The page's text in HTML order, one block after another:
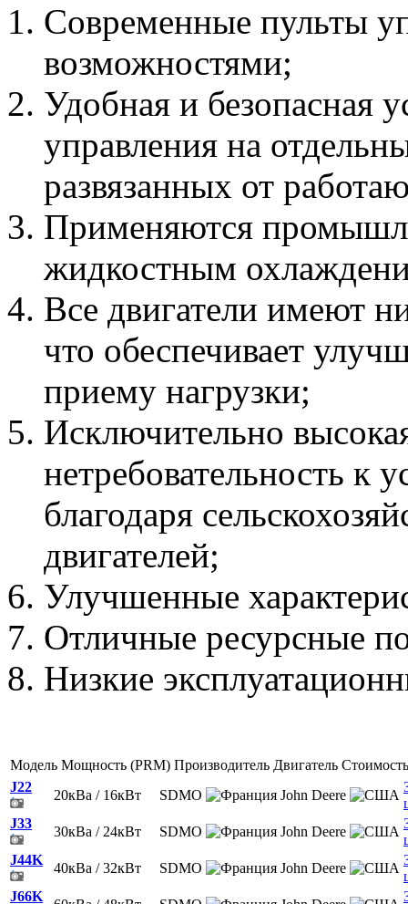
Современные пульты
возможностями;
Удобная и безопасная
управления на
развязанных от
Применяются
жидкостным
Все двигатели имеют
что обеспечивает
приему нагрузки;
Исключительно
нетребовательность к
благодаря
двигателей;
Улучшенные
Отличные ресурсные
Низкие
Модель Мощность (PRM) Производитель Двигатель Стоимость
J22
20кВа / 16кВт SDMO John Deere
J33
30кВа / 24кВт SDMO John Deere
J44K
40кВа / 32кВт SDMO John Deere
J66K